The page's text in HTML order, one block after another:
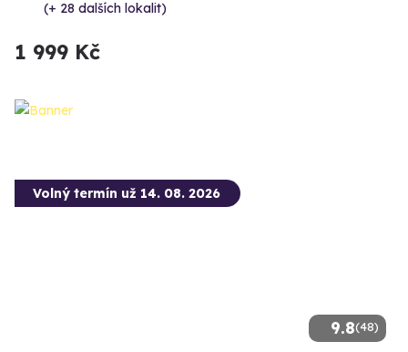
(+ 28 dalších lokalit)
1 999 Kč
9.8(48)
Volný termín už 14. 08. 2026